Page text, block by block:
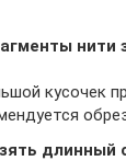
нити
кусочек
длинный